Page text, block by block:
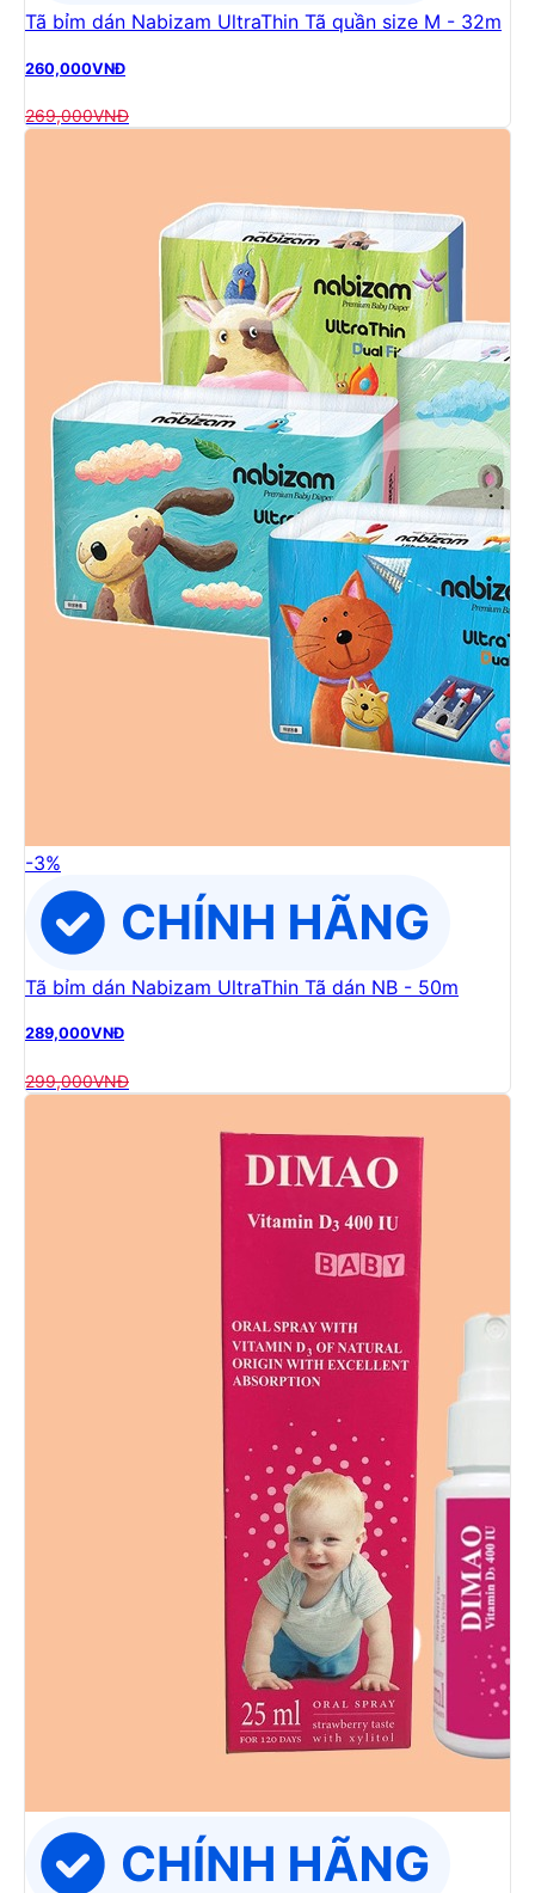
Tã bỉm dán Nabizam UltraThin Tã quần size M - 32m
260,000VNĐ
269,000VNĐ
-3%
Tã bỉm dán Nabizam UltraThin Tã dán NB - 50m
289,000VNĐ
299,000VNĐ